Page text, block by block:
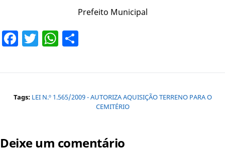
Prefeito Municipal
Facebook
TwitterWhatsApp
Tags: LEI N.º 1.565/2009 - AUTORIZA AQUISIÇÃO TERRENO PARA O
CEMITÉRIO
Deixe um comentário